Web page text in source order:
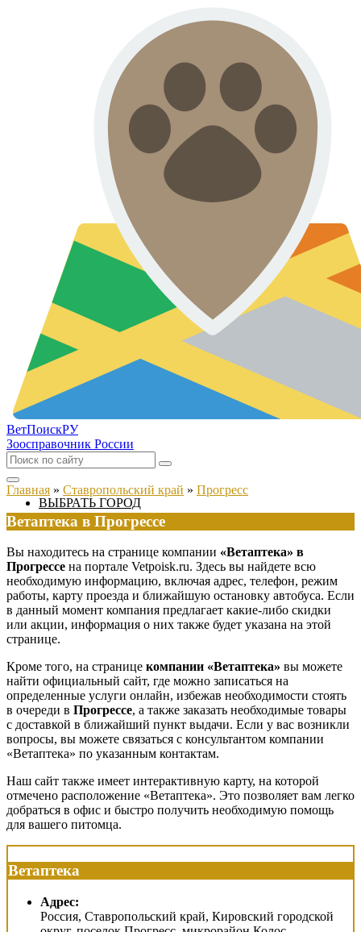
ВетПоискРУ
Зоосправочник России
ВЫБРАТЬ ГОРОД
Главная » Ставропольский край » Прогресс
Ветаптека в Прогрессе
Вы находитесь на странице компании «Ветаптека» в
Прогрессе на портале Vetpoisk.ru. Здесь вы найдете всю
необходимую информацию, включая адрес, телефон, режим
работы, карту проезда и ближайшую остановку автобуса. Если
в данный момент компания предлагает какие-либо скидки
или акции, информация о них также будет указана на этой
странице.
Кроме того, на странице компании «Ветаптека» вы можете
найти официальный сайт, где можно записаться на
определенные услуги онлайн, избежав необходимости стоять
в очереди в Прогрессе, а также заказать необходимые товары
с доставкой в ближайший пункт выдачи. Если у вас возникли
вопросы, вы можете связаться с консультантом компании
«Ветаптека» по указанным контактам.
Наш сайт также имеет интерактивную карту, на которой
отмечено расположение «Ветаптека». Это позволяет вам легко
добраться в офис и быстро получить необходимую помощь
для вашего питомца.
Ветаптека
Адрес:
Россия, Ставропольский край, Кировский городской